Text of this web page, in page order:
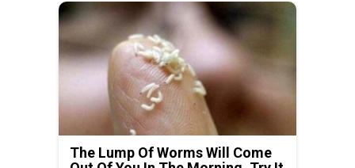
The Lump Of Worms Will Come